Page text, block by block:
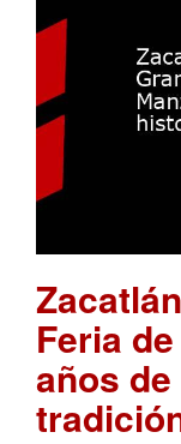
Feria
años